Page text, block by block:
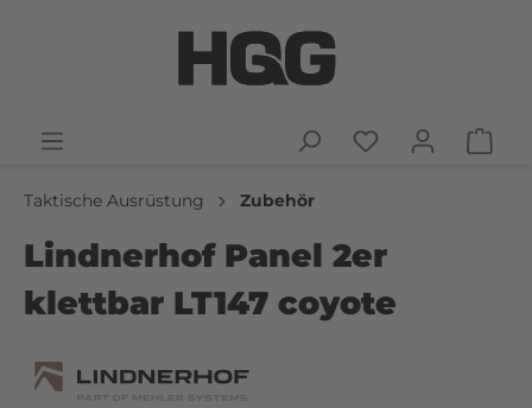
Taktische Ausrüstung Zubehör
Lindnerhof Panel 2er
klettbar LT147 coyote